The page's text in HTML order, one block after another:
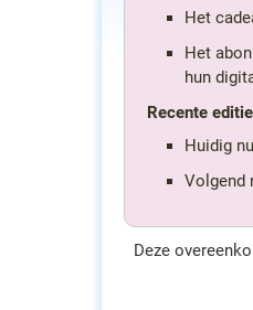
Het
Het
hun
Recente
Huidig
Volgend
Deze